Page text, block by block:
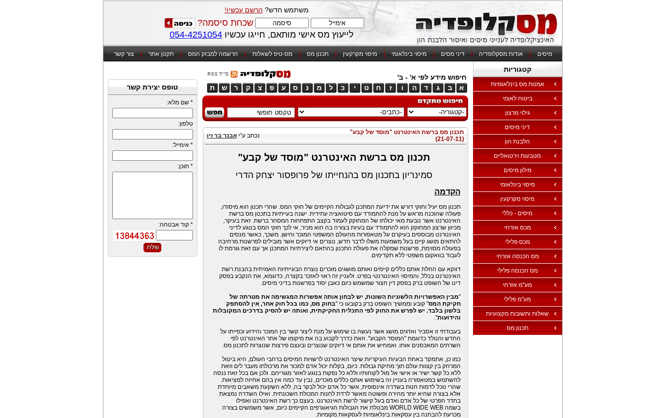
משתמש חדש? הרשם עכשיו!
שכחת סיסמה?
לייעוץ מס אישי מותאם, חייגו עכשיו054-4251054
מיסים אודות מסקלופדיה דיני מסים מיסוי בינלאומי מיסוי מקרקעין תכנון מס מס-טיפ לשאלות הרשמה למבזק המס תקנון אתר צור קשר
קטגוריות
אמנות מס בינלאומיות
ביטוח לאומי
גילוי מרצון
דיני מיסים
הלבנת הון
מטבעות וירטואליים
מילון מיסים
מיסוי בינלאומי
מיסוי מקרקעין
מיסים - כללי
מכס אזרחי
מכס פלילי
מס הכנסה אזרחי
מס הכנסה פלילי
מע''מ אזרחי
מע''מ פלילי
שאלות ותשובות מקצועיות
תכנון מס
טופס יצירת קשר
* שם מלא:
טלפון:
* אימייל:
* תוכן:
* קוד אבטחה:
חיפוש מידע לפי א' - ב'
א
ב ג ד ה ו ז ח ט י כ ל מ נ ס ע פ צ ק ר ש ת
תכנון מס ברשת האינטרנט "מוסד של קבע"
(21-07-11)
נכתב ע”יאבנר בר זיו
תכנון מס ברשת האינטרנט "מוסד של קבע"
סמינריון בתכנון מס בהנחייתו של פרופסור יצחק הדרי
הקדמה
תכנון מס יעיל וחוקי דורש את ידיעת המתכנן לגבולות הקיימים של חוקי המס. שהרי תכנון הוא מיסודו,
פעולה שהוכנה מראש על מנת להתמודד עם סיטואציה עתידית. ישנה בעייתיות בתכנון מס ברשת
האינטרנט אשר נובעת מאי יכולתו של המחוקק לעמוד בקצב התפתחות המסחר ברשת. זאת בעיקר,
מכיוון שרצון המחוקק הוא להתמודד עם בעיות בצורה בה הוא מכיר, אי לכך חוקי המס בנוגע לדיני
האינטרנט מבוססים בעיקרם על מטאפורות מהעולם המשפטי המוכר והישן. משכך, כאשר מנסים
להתאים מושג קיים בעל משמעות משלו לדבר חדש, נוצרים אי דיוקים אשר מובילים לפרשנות מרחיבה
בפעולה מסוימת, פרשנות שמקלה את פעולת התכנון בהתאם ליצירתיות המתכנן אך עם זאת גורמת לו
לעבוד בוואקום משפטי ללא תקדימים.
דווקא עם החלת אותם כללים קיימים ואותם מושגים מוכרים נוצרת הבעייתיות האמיתית בהבנת רשת
האינטרנט בכלל, והמיסוי האינטרנטי בפרט. ולעניין זה ראוי לאזכר בקצרה, כדוגמא, את הנקבע בפסק
דינו של השופט ברק בפסק דין חצור שמשמש כיום כאבן יסוד בפרשנות בדיני מיסים.
"מבין האפשרויות הלשוניות השונות, יש לבחון אותה אפשרות המגשימה את מטרתה של
חקיקת המס" קובע וממשיך השופט ברק בקובעו כי "בחוק מס, כמו בכל חוק אחר, אין להסתפק
בלשון בלבד. יש לפרש את החוק לפי התכלית החקיקתית, ואותה יש להסיק בדרכים המקובלות
והידועות".
בעבודתי זו אסביר ואדגים מושג אשר נעשה בו שימוש על מנת ליצור קשר בין המוכר והידוע וכפייתו על
החדש והנולד כדוגמת "המוסד הקבוע". וזאת כדרך לקבוע בה את מיקומו של אתר האינטרנט לפי
השרתים המאכסנים אותו. ואמחיש את אותם אי דיוקים שנוצרים ובעצם פירצות שנוצרות לתכנון מס.
כמו כן, אתמקד באחת הבעיות העיקריות שיצר האינטרנט לרשויות המיסים ברחבי העולם, היא ביטול
המרחק בין קצוות עולם תוך מחיקת גבולות. כיום, בקלות יכול אדם למכור את מרכולתו מעבר לים וזאת
ללא כל קשר ישיר או אישי אל מול לקוחותיו וללא כל נפקות בנוגע לאזור מגוריהם. ולכן אם בכל זאת ננסה
להשתמש במטאפורה בעניין זה בשימוש אותם כללים מוכרים, נבין עד כמה אין בהם אחיזה למציאות.
שהרי נוכל לדמות חנות בשדרה אינסופית, אשר כל אדם יכול לבקר בה, ללא השקעת משאבים מיוחדת
אלא בצורה שהיא יותר מהירה ופשוטה מאשר לרדת לחנות המכולת השכונתית. ואילו השדרה נמצאת
בחדר הפרטי של כל אדם ואדם בעל קישור לרשת האינטרנט. בעצם כך רשת האינטרנט ואפילו
בשמהWORLD WIDE WEB מבטלת את הגבולות הגיאוגרפים הקיימים כיום, אשר משמשים בצורה
מכרעת להבחנה בין עסקאות בינלאומיות לעסקאות מקומיות.